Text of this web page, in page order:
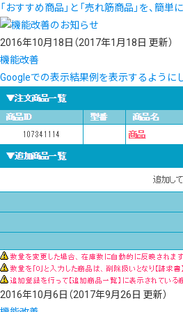
「おすすめ商品」と「売れ筋商品」を、簡
2016年10月18日 （2017年1月18日 更新）
機能改善
Googleでの表示結果例を表示するように
2016年10月6日 （2017年9月26日 更新）